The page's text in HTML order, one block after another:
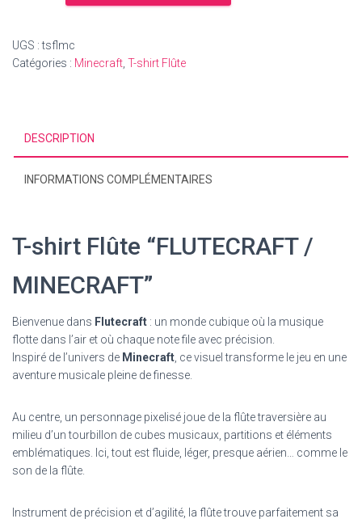
Flûte
"FLUTECRAFT
UGS :tsflmc
Catégories : Minecraft, T-shirt Flûte
DESCRIPTION
INFORMATIONS COMPLÉMENTAIRES
T-shirt Flûte “FLUTECRAFT /
MINECRAFT”
Bienvenue dans Flutecraft : un monde cubique où la musique
flotte dans l’air et où chaque note file avec précision.
Inspiré de l’univers de Minecraft, ce visuel transforme le jeu en une
aventure musicale pleine de finesse.
Au centre, un personnage pixelisé joue de la flûte traversière au
milieu d’un tourbillon de cubes musicaux, partitions et éléments
emblématiques. Ici, tout est fluide, léger, presque aérien… comme le
son de la flûte.
Instrument de précision et d’agilité, la flûte trouve parfaitement sa